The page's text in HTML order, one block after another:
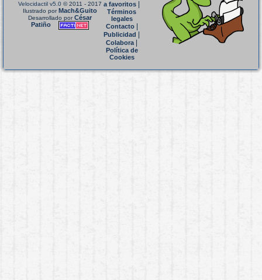
Velocidactil v5.0 © 2011 - 2017
Ilustrado porMach&Guito
Desarrollado porCésar
Patiño
a favoritos
Términos
legales
Contacto|
Publicidad
Colabora|
Política de
Cookies